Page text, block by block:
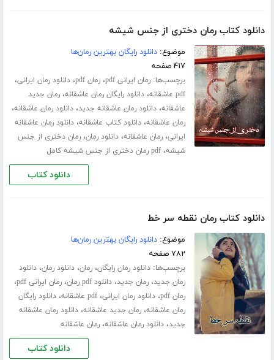
دانلود کتاب رمان دختری از جنس شیشه
موضوع:دانلود رایگان بهترین رمان‌ها
۴۱۷ صفحه
برچسب‌ها:رمان ایرانی pdf ،رمان pdf ،دانلود رمان ایرانی،
pdf عاشقانه ،دانلود رایگان رمان عاشقانه،رمان جدید
عاشقانه،دانلود رمان عاشقانه جدید،دانلود رمان عاشقانه،
رمان عاشقانه،دانلود کتاب عاشقانه،دانلود رمان عاشقانه
ایرانی،رمان عاشقانه،دانلود رمان،رمان دختری از جنس
شیشه،pdf رمان دختری از جنس شیشه کامل
دانلود کتاب
دانلود کتاب رمان نقطه سر خط
موضوع:دانلود رایگان بهترین رمان‌ها
۷۸۲ صفحه
برچسب‌ها:دانلود رمان رایگان،رمان،دانلود رمان،دانلود
رمان جدید،رمان جدید،دانلود pdf رمان ،رمان ایرانی pdf ،
رمان pdf ،دانلود رمان ایرانی،pdf عاشقانه ،دانلود رایگان
رمان عاشقانه،رمان جدید عاشقانه،دانلود رمان عاشقانه
جدید،دانلود رمان عاشقانه،رمان عاشقانه
دانلود کتاب